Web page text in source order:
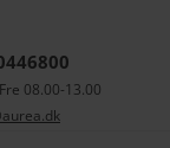
08.00-13.00